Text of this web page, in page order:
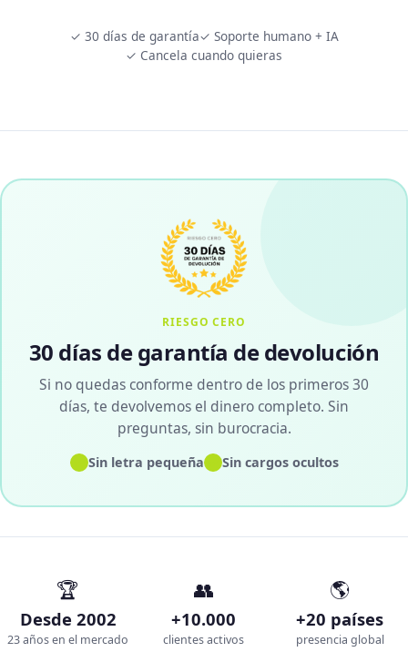
✓ 30 días de garantía✓ Soporte humano + IA
✓ Cancela cuando quieras
RIESGO CERO
30 días de garantía de devolución
Si no quedas conforme dentro de los primeros 30
días, te devolvemos el dinero completo. Sin
preguntas, sin burocracia.
✓Sin letra pequeña✓Sin cargos ocultos
🏆
Desde 2002
23 años en el mercado
👥
+10.000
clientes activos
🌎
+20 países
presencia global